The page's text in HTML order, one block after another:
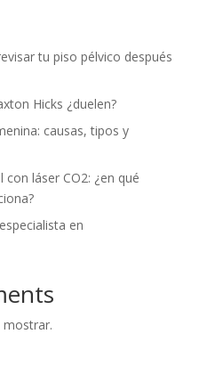
tu piso pélvico después
Hicks ¿duelen?
causas, tipos y
láser CO2: ¿en qué
en